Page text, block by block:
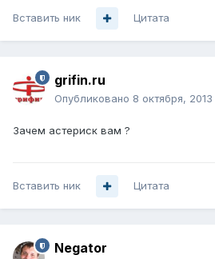
Вставить ник Цитата
grifin.ru
Опубликовано 8 октября, 2013
Зачем астериск вам ?
Вставить ник Цитата
Negator